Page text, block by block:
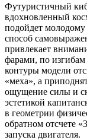
Футуристичный
вдохновленный
подойдет
способ
привлекает
фарами, по
контуры модели
«меха», а
ощущение силы и
эстетикой
в геометрии
обратном отсчете
запуска двигателя.